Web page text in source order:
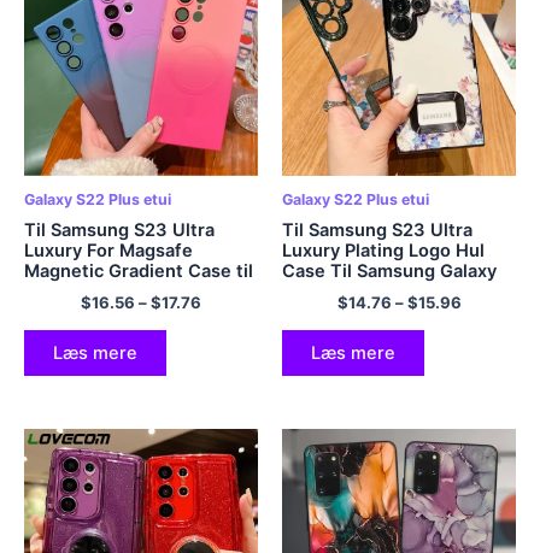
Galaxy S22 Plus etui
Til Samsung S23 Ultra
Luxury For Magsafe
Magnetic Gradient Case til
Samsung Galaxy S 23 Ultra
S22 S21 5G Plus Bemærk
20 Blødt cover
$16.56 –$17.76
Læs mere
Galaxy S22 Plus etui
Til Samsung S23 Ultra
Luxury Plating Logo Hul
Case Til Samsung Galaxy
S23 Ultra S22 Plus Flower
Camera Film Transparent
Cover
$14.76 –$15.96
Læs mere